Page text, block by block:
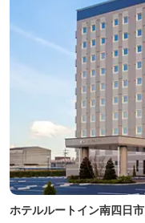
ホテルルートイン南四日市